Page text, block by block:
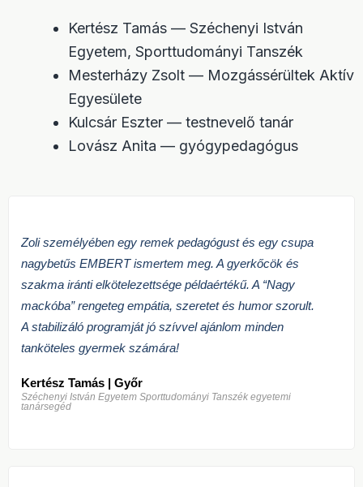
Kertész Tamás — Széchenyi István
Egyetem, Sporttudományi Tanszék
Mesterházy Zsolt — Mozgássérültek Aktív
Egyesülete
Kulcsár Eszter — testnevelő tanár
Lovász Anita — gyógypedagógus
Zoli személyében egy remek pedagógust és egy csupa
nagybetűs EMBERT ismertem meg. A gyerkőcök és
szakma iránti elkötelezettsége példaértékű. A “Nagy
mackóba” rengeteg empátia, szeretet és humor szorult.
A stabilizáló programját jó szívvel ajánlom minden
tanköteles gyermek számára!
Kertész Tamás | Győr
Széchenyi István Egyetem Sporttudományi Tanszék egyetemi
tanársegéd